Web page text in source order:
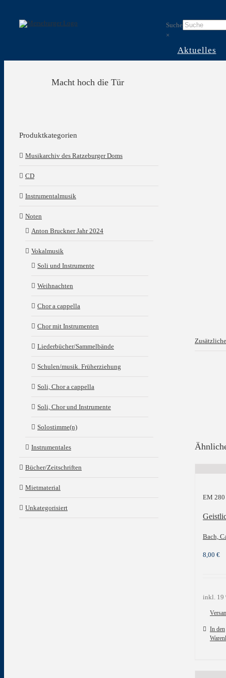
content
Suche
×
Aktuelles
Macht hoch die Tür
EM 280
Bach,
8,00 €
inkl. 19
In den
Produktkategorien
Musikarchiv des Ratzeburger Doms
CD
Instrumentalmusik
Noten
Anton Bruckner Jahr 2024
Vokalmusik
Soli und Instrumente
Weihnachten
Chor a cappella
Chor mit Instrumenten
Liederbücher/Sammelbände
Schulen/musik. Früherziehung
Soli, Chor a cappella
Soli, Chor und Instrumente
Solostimme(n)
Instrumentales
Bücher/Zeitschriften
Mietmaterial
Unkategorisiert